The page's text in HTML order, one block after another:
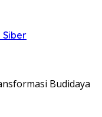
Siber
Budidaya